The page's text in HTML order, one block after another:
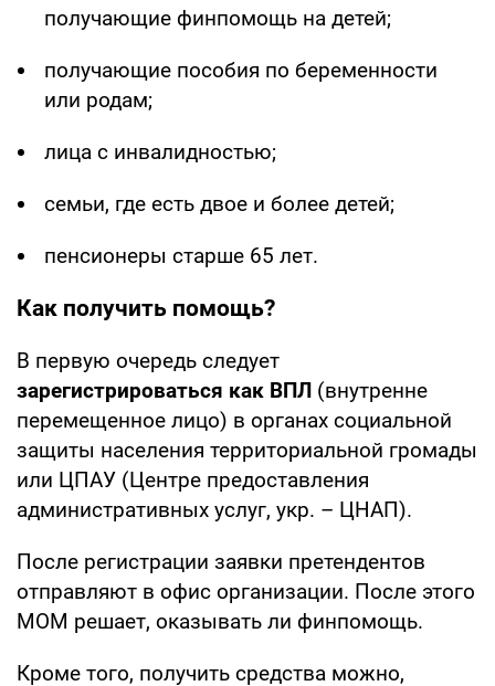
получающие финпомощь на детей;
получающие пособия по беременности
или родам;
лица с инвалидностью;
семьи, где есть двое и более детей;
пенсионеры старше 65 лет.
Как получить помощь?
В первую очередь следует
зарегистрироваться как ВПЛ (внутренне
перемещенное лицо) в органах социальной
защиты населения территориальной громады
или ЦПАУ (Центре предоставления
административных услуг, укр. – ЦНАП).
После регистрации заявки претендентов
отправляют в офис организации. После этого
МОМ решает, оказывать ли финпомощь.
Кроме того, получить средства можно,